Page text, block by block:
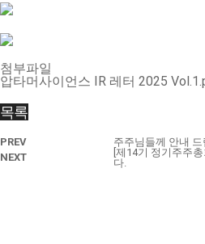
첨부파일
압타머사이언스 IR 레터 2025
목록
PREV
주주님들께 안내
NEXT
[제14기 정기주주
다.